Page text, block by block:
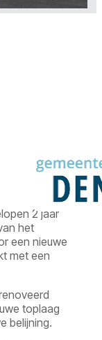
2 jaar
het
een nieuwe
met een
toplaag
belijning.